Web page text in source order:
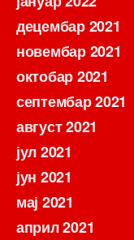
децембар 2021
новембар 2021
октобар 2021
септембар 2021
август 2021
јул 2021
јун 2021
мај 2021
април 2021